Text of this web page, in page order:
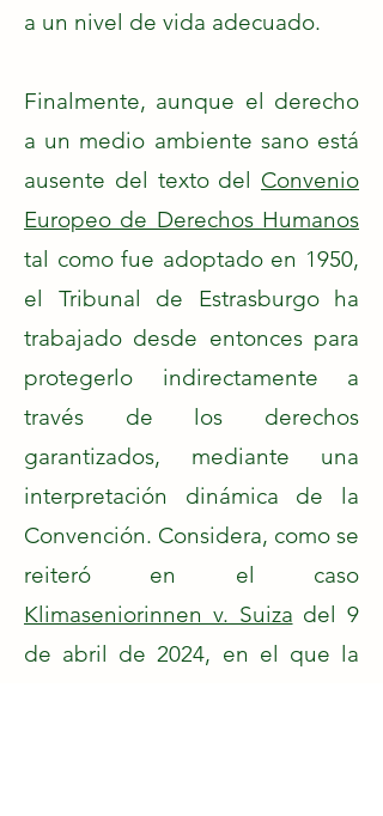
a un nivel de vida adecuado.
Finalmente, aunque el derecho
a un medio ambiente sano está
ausente del texto del Convenio
Europeo de Derechos Humanos
tal como fue adoptado en 1950,
el Tribunal de Estrasburgo ha
trabajado desde entonces para
protegerlo indirectamente a
través de los derechos
garantizados, mediante una
interpretación dinámica de la
Convención. Considera, como se
reiteró en el caso
Klimaseniorinnen v. Suiza del 9
de abril de 2024, en el que la